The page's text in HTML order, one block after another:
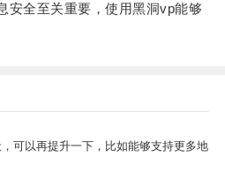
安全至关重要，使用黑洞vp能够
可以再提升一下，比如能够支持更多地